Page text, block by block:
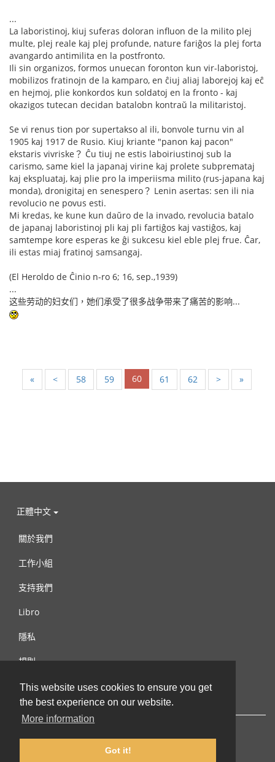
This website uses cookies to ensure you get
the best experience on our website.
More information
Got it!
...
La laboristinoj, kiuj suferas doloran influon de la milito plej
multe, plej reale kaj plej profunde, nature fariĝos la plej forta
avangardo antimilita en la postfronto.
Ili sin organizos, formos unuecan foronton kun vir-laboristoj,
mobilizos fratinojn de la kamparo, en ĉiuj aliaj laborejoj kaj eĉ
en hejmoj, plie konkordos kun soldatoj en la fronto - kaj
okazigos tutecan decidan batalobn kontraŭ la militaristoj.
Se vi renus tion por supertakso al ili, bonvole turnu vin al
1905 kaj 1917 de Rusio. Kiuj kriante "panon kaj pacon"
ekstaris vivriske？ Ĉu tiuj ne estis laboiriustinoj sub la
carismo, same kiel la japanaj virine kaj prolete subpremataj
kaj ekspluataj, kaj plie pro la imperiisma milito (rus-japana kaj
monda), dronigitaj en senespero？ Lenin asertas: sen ili nia
revolucio ne povus esti.
Mi kredas, ke kune kun daŭro de la invado, revolucia batalo
de japanaj laboristinoj pli kaj pli fartiĝos kaj vastiĝos, kaj
samtempe kore esperas ke ĝi sukcesu kiel eble plej frue. Ĉar,
ili estas miaj fratinoj samsangaj.
(El Heroldo de Ĉinio n-ro 6; 16, sep.,1939)
...
这些劳动的妇女们，她们承受了很多战争带来了痛苦的影响...
« < 58 59 60 61 62 > »
正體中文
關於我們
工作小組
支持我們
Libro
隱私
規則
連絡我們